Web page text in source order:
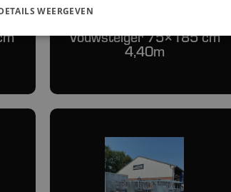
Vouwsteiger 75×185 cm
4,40m
WEERGEVEN